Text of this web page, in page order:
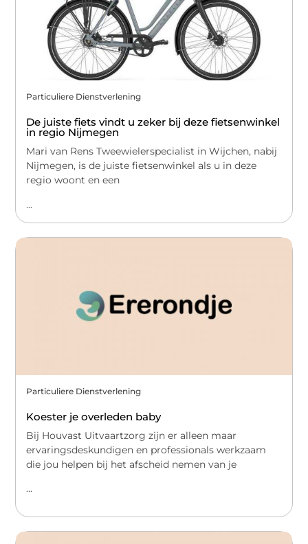
Particuliere Dienstverlening
De juiste fiets vindt u zeker bij deze fietsenwinkel
in regio Nijmegen
Mari van Rens Tweewielerspecialist in Wijchen, nabij
Nijmegen, is de juiste fietsenwinkel als u in deze
regio woont en een
...
Particuliere Dienstverlening
Koester je overleden baby
Bij Houvast Uitvaartzorg zijn er alleen maar
ervaringsdeskundigen en professionals werkzaam
die jou helpen bij het afscheid nemen van je
...